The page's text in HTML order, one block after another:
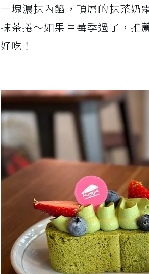
一塊濃抹內餡，頂層的抹茶奶
抹茶捲～如果草莓季過了，推
好吃！